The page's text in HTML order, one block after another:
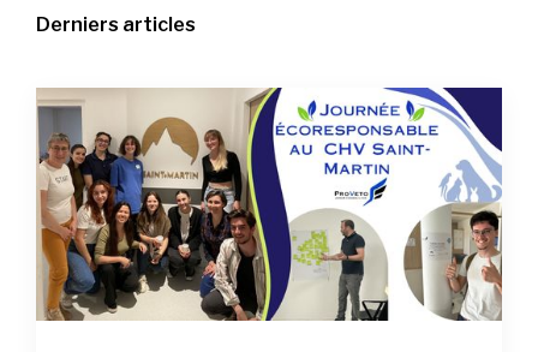
Derniers articles